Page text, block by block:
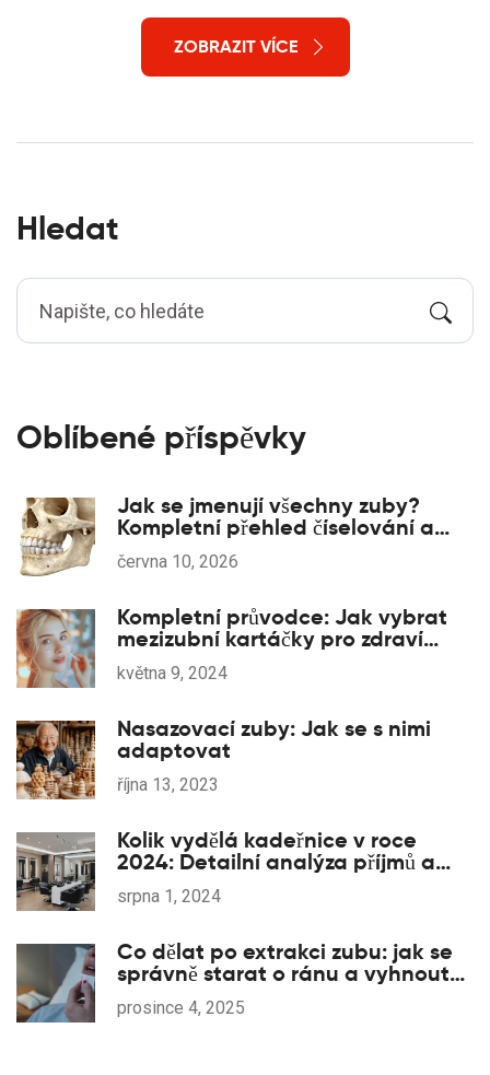
Připojte se ke mně a zjistěme to společně.
ZOBRAZIT VÍCE
Hledat
Oblíbené příspěvky
Jak se jmenují všechny zuby?
Kompletní přehled číselování a
typů
června 10, 2026
Kompletní průvodce: Jak vybrat
mezizubní kartáčky pro zdraví
vašich zubů
května 9, 2024
Nasazovací zuby: Jak se s nimi
adaptovat
října 13, 2023
Kolik vydělá kadeřnice v roce
2024: Detailní analýza příjmů a
výdajů
srpna 1, 2024
Co dělat po extrakci zubu: jak se
správně starat o ránu a vyhnout
se komplikacím
prosince 4, 2025